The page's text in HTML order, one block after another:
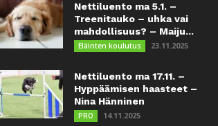
Nettiluento ma 5.1. –
Treenitauko – uhka vai
mahdollisuus? – Maiju...
Eläinten koulutus 23.11.2025
Nettiluento ma 17.11. –
Hyppäämisen haasteet –
Nina Hänninen
PRO 14.11.2025